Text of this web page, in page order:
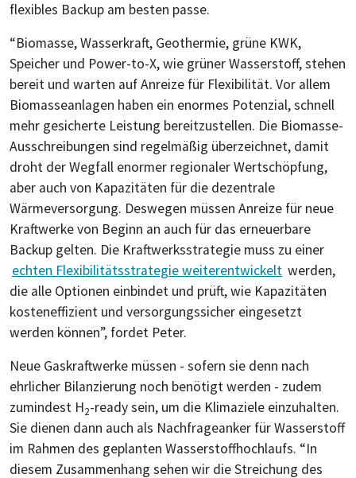
flexibles Backup am besten passe.
“Biomasse, Wasserkraft, Geothermie, grüne KWK,
Speicher und Power-to-X, wie grüner Wasserstoff, stehen
bereit und warten auf Anreize für Flexibilität. Vor allem
Biomasseanlagen haben ein enormes Potenzial, schnell
mehr gesicherte Leistung bereitzustellen. Die Biomasse-
Ausschreibungen sind regelmäßig überzeichnet, damit
droht der Wegfall enormer regionaler Wertschöpfung,
aber auch von Kapazitäten für die dezentrale
Wärmeversorgung. Deswegen müssen Anreize für neue
Kraftwerke von Beginn an auch für das erneuerbare
Backup gelten. Die Kraftwerksstrategie muss zu einer
echten Flexibilitätsstrategie weiterentwickelt werden,
die alle Optionen einbindet und prüft, wie Kapazitäten
kosteneffizient und versorgungssicher eingesetzt
werden können”, fordet Peter.
Neue Gaskraftwerke müssen - sofern sie denn nach
ehrlicher Bilanzierung noch benötigt werden - zudem
zumindest H2-ready sein, um die Klimaziele einzuhalten.
Sie dienen dann auch als Nachfrageanker für Wasserstoff
im Rahmen des geplanten Wasserstoffhochlaufs. “In
diesem Zusammenhang sehen wir die Streichung des